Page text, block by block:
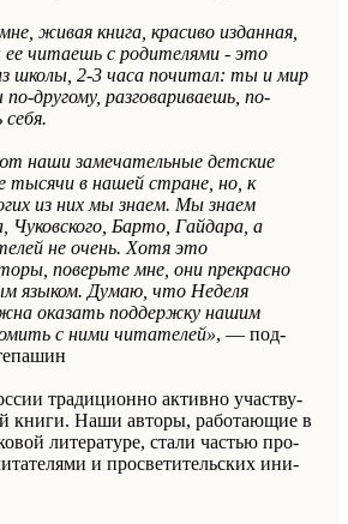
живая книга, красиво изданная,
ее читаешь с родителями - это
школы, 2-3 часа почитал: ты и мир
другому, разговариваешь, по-
наши замечательные детские
тысячи в нашей стране, но, к
из них мы знаем. Мы знаем
Чуковского, Барто, Гайдара, а
не очень. Хотя это
поверьте мне, они прекрасно
языком. Думаю, что Неделя
оказать поддержку нашим
с ними читателей», — под­
тра­ди­ци­он­но ак­тив­но участ­ву­
книги. Наши ав­то­ры, ра­бо­та­ющие в
ли­те­ра­ту­ре, стали ча­стью про­
и про­све­ти­тельских ини­